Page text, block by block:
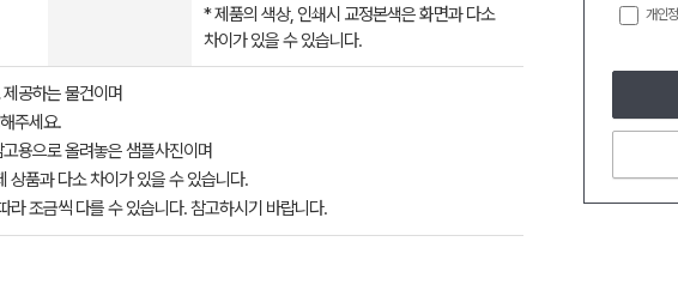
개인
* 제품의 색상, 인쇄시 교정본색은 화면과 다소
차이가 있을 수 있습니다.
공하는 물건이며
주세요.
용으로 올려놓은 샘플사진이며
상품과 다소 차이가 있을 수 있습니다.
라 조금씩 다를 수 있습니다. 참고하시기 바랍니다.